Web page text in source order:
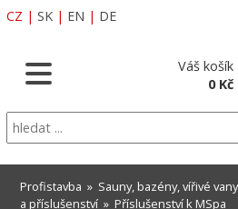
CZ | SK | EN | DE
Váš košík
0 Kč
Profistavba » Sauny, bazény, vířivé
a příslušenství » Příslušenství k MSpa